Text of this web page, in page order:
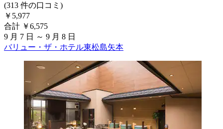
(313 件の口コミ)
￥5,977
合計 ￥6,575
9 月 7 日 ～ 9 月 8 日
バリュー・ザ・ホテル東松島矢本